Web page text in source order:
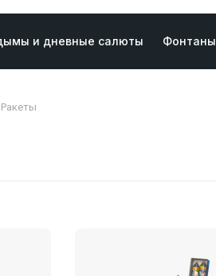
и дневные салюты Фонтаны
Ракеты